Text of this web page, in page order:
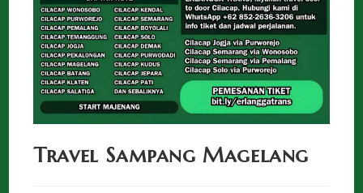
Travel Sampang Magelang